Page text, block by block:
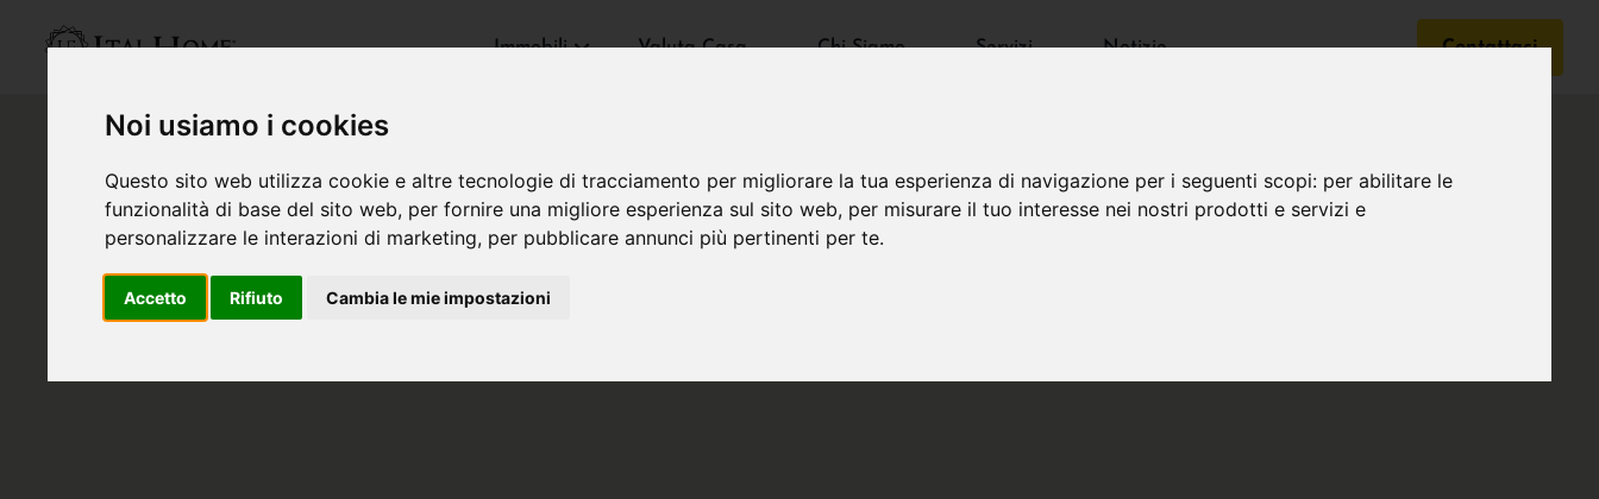
Noi usiamo i cookies
Questo sito web utilizza cookie e altre tecnologie di tracciamento per migliorare la tua esperienza di navigazione per i seguenti scopi: per abilitare le
funzionalità di base del sito web, per fornire una migliore esperienza sul sito web, per misurare il tuo interesse nei nostri prodotti e servizi e
personalizzare le interazioni di marketing, per pubblicare annunci più pertinenti per te.
Accetto Rifiuto Cambia le mie impostazioni
Immobili Valuta Casa Chi Siamo Servizi Notizie Contattaci